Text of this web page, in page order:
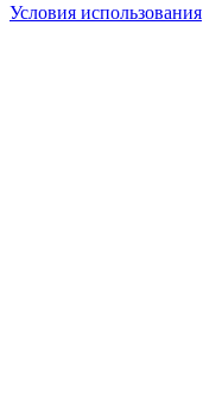
Условия использования